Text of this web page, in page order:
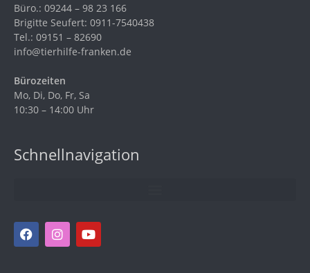
Büro.: 09244 – 98 23 166
Brigitte Seufert: 0911-7540438
Tel.: 09151 – 82690
info@tierhilfe-franken.de
Bürozeiten
Mo, Di, Do, Fr, Sa
10:30 – 14:00 Uhr
Schnellnavigation